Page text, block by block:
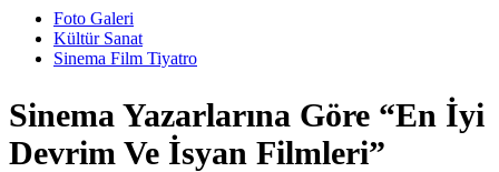
Foto Galeri
Kültür Sanat
Sinema Film Tiyatro
Sinema Yazarlarına Göre “En İyi
Devrim Ve İsyan Filmleri”